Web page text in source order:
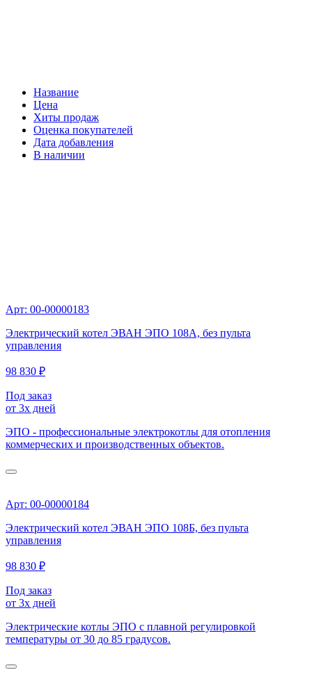
Название
Цена
Хиты продаж
Оценка покупателей
Дата добавления
В наличии
Арт: 00-00000183
Электрический котел ЭВАН ЭПО 108А, без пульта
управления
98 830 ₽
Под заказ
от 3х дней
ЭПО - профессиональные электрокотлы для отопления
коммерческих и производственных объектов.
Арт: 00-00000184
Электрический котел ЭВАН ЭПО 108Б, без пульта
управления
98 830 ₽
Под заказ
от 3х дней
Электрические котлы ЭПО с плавной регулировкой
температуры от 30 до 85 градусов.